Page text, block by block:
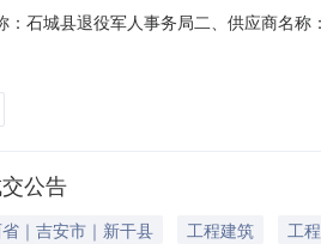
：石城县退役军人事务局二、供应商名
、其它事项：无八、联系方式1、采购人
公告
｜吉安市｜新干县 工程建筑
工程